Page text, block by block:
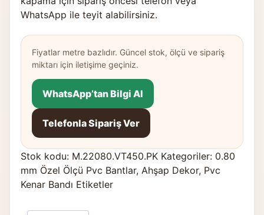
WhatsApp ile teyit alabilirsiniz.
Fiyatlar metre bazlıdır. Güncel stok, ölçü ve sipariş
miktarı için iletişime geçiniz.
WhatsApp’tan Bilgi Al
Telefonla Sipariş Ver
Stok kodu: M.22080.VT450.PK Kategoriler: 0.80
mm Özel Ölçü Pvc Bantlar, Ahşap Dekor, Pvc
Kenar Bandı Etiketler